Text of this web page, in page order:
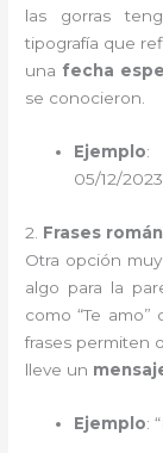
las gorras
tipografía que
una fecha
se conocieron.
Ejemplo:
05/12/
2. Frases
Otra opción
algo para la
como “Te amo”
frases permiten
lleve un
Ejemplo: